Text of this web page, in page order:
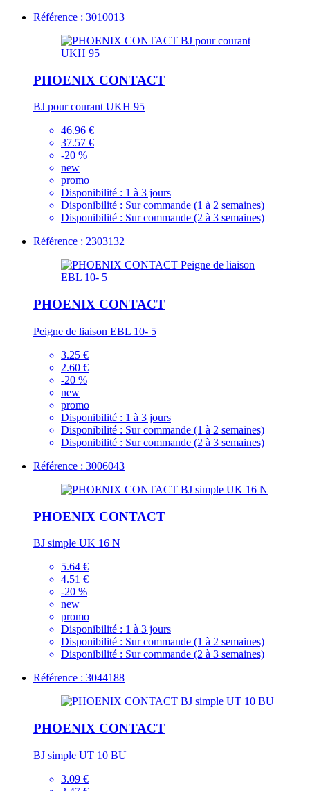
Référence : 3010013
PHOENIX CONTACT
BJ pour courant UKH 95
46.96 €
37.57 €
-20 %
new
promo
Disponibilité : 1 à 3 jours
Disponibilité : Sur commande (1 à 2 semaines)
Disponibilité : Sur commande (2 à 3 semaines)
Référence : 2303132
PHOENIX CONTACT
Peigne de liaison EBL 10- 5
3.25 €
2.60 €
-20 %
new
promo
Disponibilité : 1 à 3 jours
Disponibilité : Sur commande (1 à 2 semaines)
Disponibilité : Sur commande (2 à 3 semaines)
Référence : 3006043
PHOENIX CONTACT
BJ simple UK 16 N
5.64 €
4.51 €
-20 %
new
promo
Disponibilité : 1 à 3 jours
Disponibilité : Sur commande (1 à 2 semaines)
Disponibilité : Sur commande (2 à 3 semaines)
Référence : 3044188
PHOENIX CONTACT
BJ simple UT 10 BU
3.09 €